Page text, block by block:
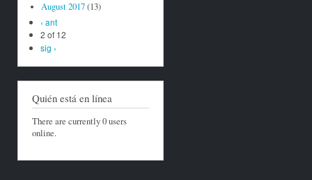
August 2017(13)
‹ ant
2 of 12
sig ›
Quién está en línea
There are currently 0 users
online.